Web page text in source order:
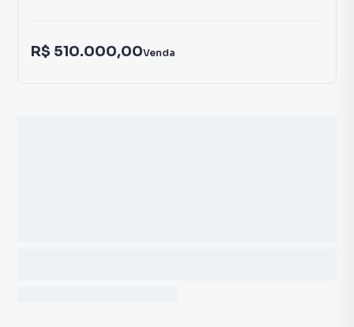
R$ 510.000,00Venda